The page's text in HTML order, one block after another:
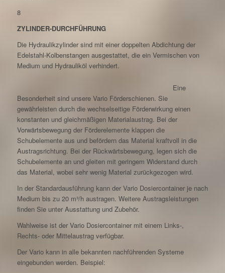
8
ZYLINDER-DURCHFÜHRUNG
Die Hydraulikzylinder sind mit einer doppelten Abdichtung der
Edelstahl-Kolbenstangen ausgestattet, die ein Vermischen von
Medium und Hydrauliköl verhindert.
Eine
Besonderheit sind unsere Vario Förderschienen. Sie
gewährleisten durch die wechselseitige Förderwirkung einen
konstanten und gleichmäßigen Materialaustrag. Bei der
Vorwärtsbewegung der Förderelemente klappen die
Schubelemente aus und befördern das Material kraftvoll in die
Austragsrichtung. Bei der Rückwärtsbewegung, legen sich die
Schubelemente an und gleiten mit geringem Widerstand durch
das Material, wobei sehr wenig Material zurückgezogen wird.
In der Standardausführung kann der Vario Dosiercontainer je nach
Medium bis zu 20 m³/h austragen. Weitere Austragsleistungen
finden Sie unter Ausstattung und Zubehör.
Wahlweise ist der Vario Dosiercontainer mit einem Links-,
Rechts- oder Mittelaustrag verfügbar.
Der Vario kann in alle bekannten nachführenden Systeme
eingebunden werden. Beispiel: